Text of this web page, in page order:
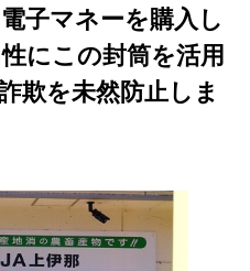
子マネーを購入し
にこの封筒を活用
欺を未然防止しま